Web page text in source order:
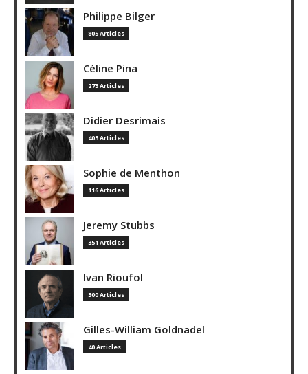
Philippe Bilger
805 Articles
Céline Pina
273 Articles
Didier Desrimais
403 Articles
Sophie de Menthon
116 Articles
Jeremy Stubbs
351 Articles
Ivan Rioufol
300 Articles
Gilles-William Goldnadel
40 Articles